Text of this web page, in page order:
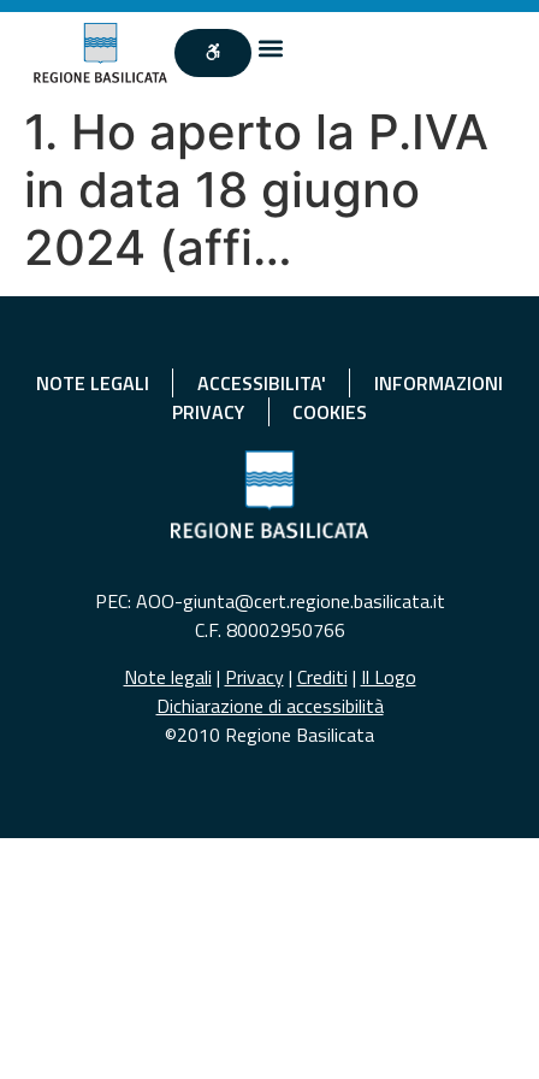
1. Ho aperto la P.IVA
in data 18 giugno
2024 (affi…
NOTE LEGALI ACCESSIBILITA'
INFORMAZIONI
PRIVACY
COOKIES
PEC: AOO-giunta@cert.regione.basilicata.it
C.F. 80002950766
Note legali | Privacy| Crediti | Il Logo
Dichiarazione di accessibilità
©2010 Regione Basilicata